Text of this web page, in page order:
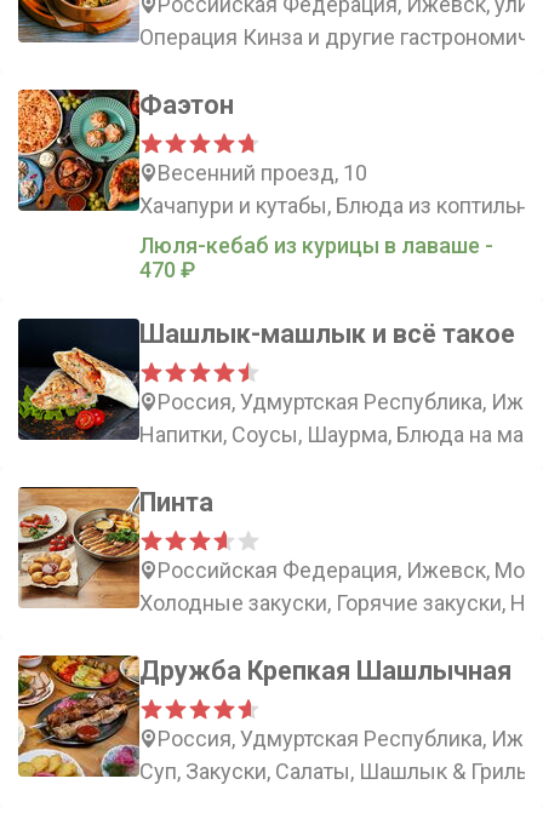
Операция Кинза и другие
Фаэтон
Весенний проезд, 10
Хачапури и кутабы, Блюда из
Люля-кебаб из курицы в лаваше -
470 ₽
Шашлык-машлык и всё такое
Россия, Удмуртская Республика,
Напитки, Соусы, Шаурма, Блюда на
Пинта
Российская Федерация, Ижевск,
Холодные закуски, Горячие закуски,
Дружба Крепкая Шашлычная
Россия, Удмуртская Республика,
Суп, Закуски, Салаты, Шашлык & Гриль